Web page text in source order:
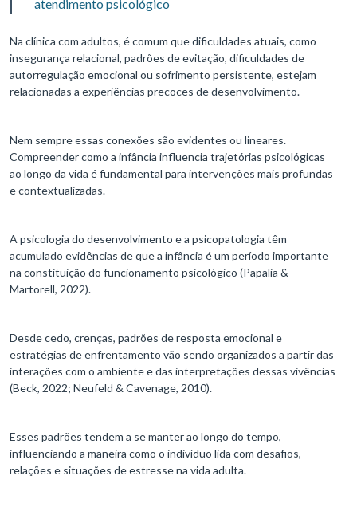
atendimento psicológico
Na clínica com adultos, é comum que dificuldades atuais, como
insegurança relacional, padrões de evitação, dificuldades de
autorregulação emocional ou sofrimento persistente, estejam
relacionadas a experiências precoces de desenvolvimento.
Nem sempre essas conexões são evidentes ou lineares.
Compreender como a infância influencia trajetórias psicológicas
ao longo da vida é fundamental para intervenções mais profundas
e contextualizadas.
A psicologia do desenvolvimento e a psicopatologia têm
acumulado evidências de que a infância é um período importante
na constituição do funcionamento psicológico (Papalia &
Martorell, 2022).
Desde cedo, crenças, padrões de resposta emocional e
estratégias de enfrentamento vão sendo organizados a partir das
interações com o ambiente e das interpretações dessas vivências
(Beck, 2022; Neufeld & Cavenage, 2010).
Esses padrões tendem a se manter ao longo do tempo,
influenciando a maneira como o indivíduo lida com desafios,
relações e situações de estresse na vida adulta.